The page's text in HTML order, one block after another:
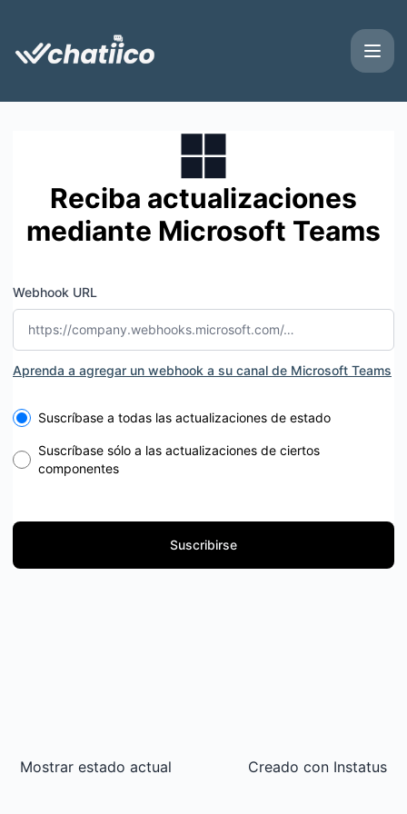
Reciba actualizaciones
mediante Microsoft Teams
Webhook URL
Aprenda a agregar un webhook a su canal de Microsoft Teams
Select the components you want to receive updates for
Suscríbase a todas las actualizaciones de estado
Suscríbase sólo a las actualizaciones de ciertos
componentes
Suscribirse
Mostrar estado actual Creado con Instatus